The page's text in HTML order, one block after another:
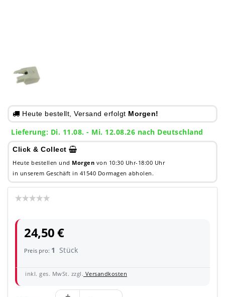
Heute bestellt, Versand erfolgt Morgen!
Lieferung: Di. 11.08. - Mi. 12.08.26 nach Deutschland
Click & Collect
Heute bestellen und Morgen von 10:30 Uhr-18:00 Uhr
in unserem Geschäft in 41540 Dormagen abholen.
24,50 €
Preis pro: 1 Stück
inkl. ges. MwSt. zzgl. Versandkosten